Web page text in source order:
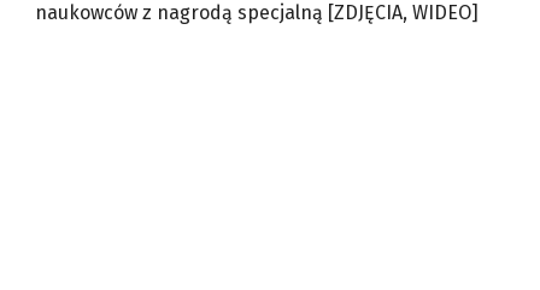
naukowców z nagrodą specjalną [ZDJĘCIA, WIDEO]